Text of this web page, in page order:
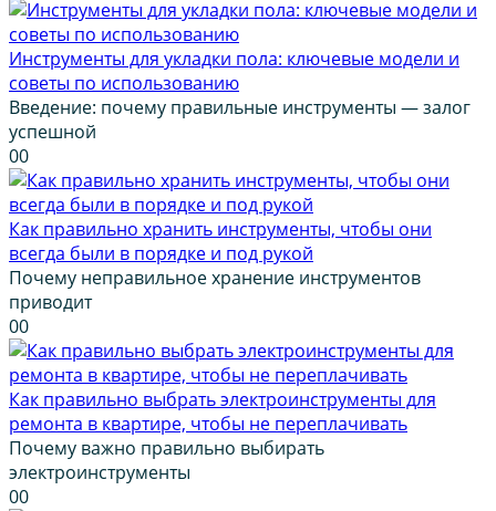
Инструменты для укладки пола: ключевые модели и
советы по использованию
Введение: почему правильные инструменты — залог
успешной
00
Как правильно хранить инструменты, чтобы они
всегда были в порядке и под рукой
Почему неправильное хранение инструментов
приводит
00
Как правильно выбрать электроинструменты для
ремонта в квартире, чтобы не переплачивать
Почему важно правильно выбирать
электроинструменты
00